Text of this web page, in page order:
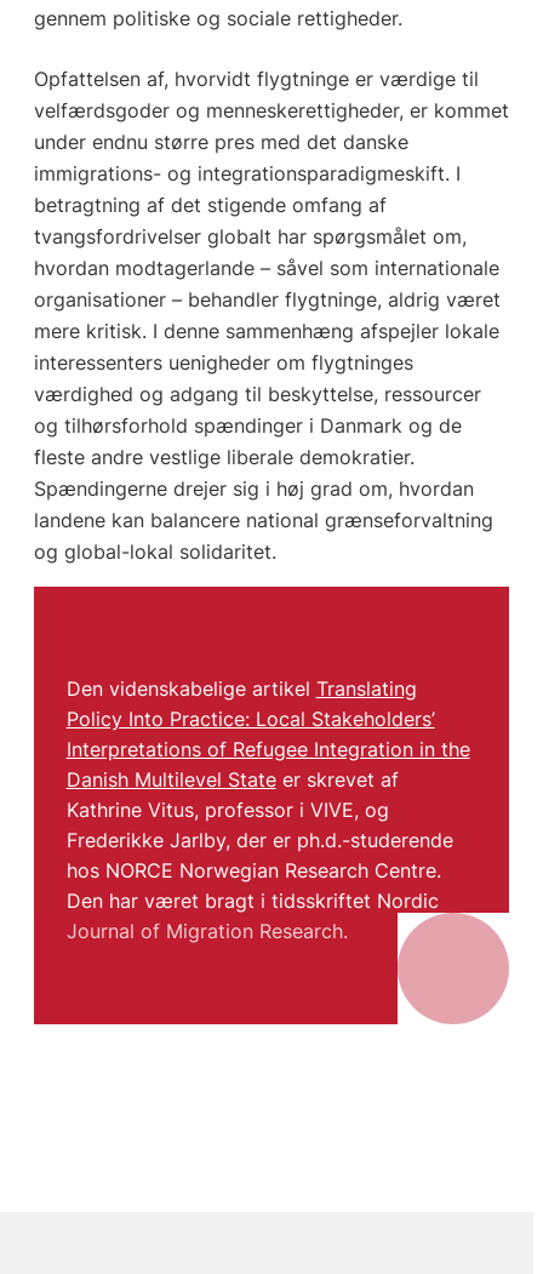
gennem politiske og sociale rettigheder.
Opfattelsen af, hvorvidt flygtninge er værdige til
velfærdsgoder og menneskerettigheder, er kommet
under endnu større pres med det danske
immigrations- og integrationsparadigmeskift. I
betragtning af det stigende omfang af
tvangsfordrivelser globalt har spørgsmålet om,
hvordan modtagerlande – såvel som internationale
organisationer – behandler flygtninge, aldrig været
mere kritisk. I denne sammenhæng afspejler lokale
interessenters uenigheder om flygtninges
værdighed og adgang til beskyttelse, ressourcer
og tilhørsforhold spændinger i Danmark og de
fleste andre vestlige liberale demokratier.
Spændingerne drejer sig i høj grad om, hvordan
landene kan balancere national grænseforvaltning
og global-lokal solidaritet.
Den videnskabelige artikel Translating
Policy Into Practice: Local Stakeholders’
Interpretations of Refugee Integration in the
Danish Multilevel Stateer skrevet af
Kathrine Vitus, professor i VIVE, og
Frederikke Jarlby, der er ph.d.-studerende
hos NORCE Norwegian Research Centre.
Den har været bragt i tidsskriftet Nordic
Journal of Migration Research.